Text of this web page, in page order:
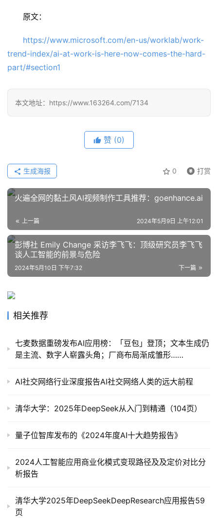
原文：
https://www.microsoft.com/en-us/worklab/work-
trend-index/ai-at-work-is-here-now-comes-the-hard-
part/#section1
本文地址：https://www.163264.com/7134
赞 (0)
0 打赏
生成海报
火遍全网的黏土风AI视频制作工具推荐：goenhance.ai
上一篇 2024年5月9日 上午12:01
彭博社 Emily Change 采访李飞飞：顶级研究员李飞飞
谈人工智能的前景与危险
下一篇
2024年5月10日 下午7:32
相关推荐
七麦数据重磅发布AI应用榜：「豆包」登顶；文本生成仍
是主流、数字人崭露头角；厂商布局渐成雏形……
AI社交网络行业深度报告AI社交网络人类的远大前程
清华大学：2025年DeepSeek从入门到精通（104页）
量子位智库发布的《2024年度AI十大趋势报告》
2024人工智能应用商业化模式变现路径及及定价对比分
析报告
清华大学2025年DeepSeekDeepResearch应用报告59
页